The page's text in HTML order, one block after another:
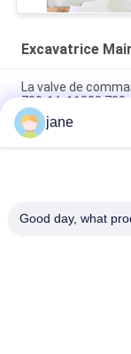
Excavatrice
La valve de
709-1A-11300
PC160LC-7
Komatsu, 723-57-
VOE14541591
jane
Good day, what